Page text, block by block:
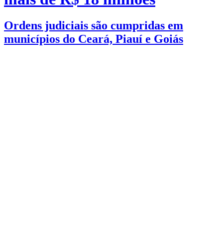
Ordens judiciais são cumpridas em
municípios do Ceará, Piauí e Goiás